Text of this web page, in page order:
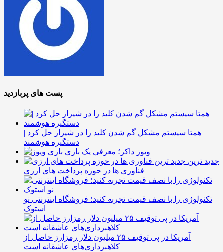
پست های پربازدید
همتا سیستم مشکل گم شدن کلید را در شیراز حل کرد |
دستگیره هوشمند
ویوز داکز؛ معرفی یک بازی
جدید ترین
فناوری ها در حوزه پرداخت های ارزی
تکنولوژی را با نصف قیمت تجربه کنید؛ فروشگاه اینترنتی نو
استوک
آمریکا در پی توقیف ۲۵ میلیون دلار رمزارز حاصل از
کلاهبرداری‌های عاشقانه است